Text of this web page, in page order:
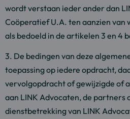
wordt verstaan ieder ander dan
Coöperatief U.A. ten aanzien van
als bedoeld in de artikelen 3 en 4
3. De bedingen van deze
toepassing op iedere opdracht,
vervolgopdracht of gewijzigde of
aan LINK Advocaten, de partners
dienstbetrekking van LINK